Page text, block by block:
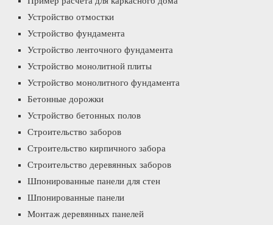
Устройство отмостки
Устройство фундамента
Устройство ленточного фундамента
Устройство монолитной плиты
Устройство монолитного фундамента
Бетонные дорожки
Устройство бетонных полов
Строительство заборов
Строительство кирпичного забора
Строительство деревянных заборов
Шпонированные панели для стен
Шпонированные панели
Монтаж деревянных панелей